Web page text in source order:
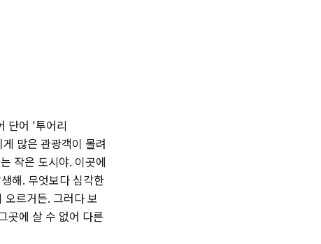
단어 '투어리
많은 관광객이 몰려
작은 도시야. 이곳에
해. 무엇보다 심각한
르거든. 그러다 보
곳에 살 수 없어 다른